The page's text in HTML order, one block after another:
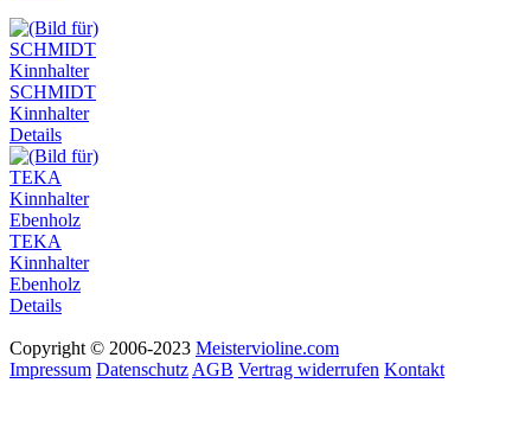
SCHMIDT
Kinnhalter
Details
TEKA
Kinnhalter
Ebenholz
Details
Copyright © 2006-2023 Meistervioline.com
Impressum Datenschutz AGB Vertrag widerrufen Kontakt